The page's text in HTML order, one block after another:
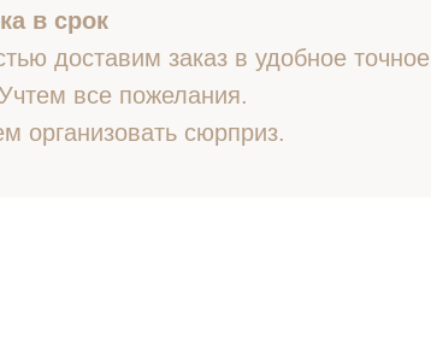
в срок
доставим заказ в удобное
все пожелания.
организовать сюрприз.